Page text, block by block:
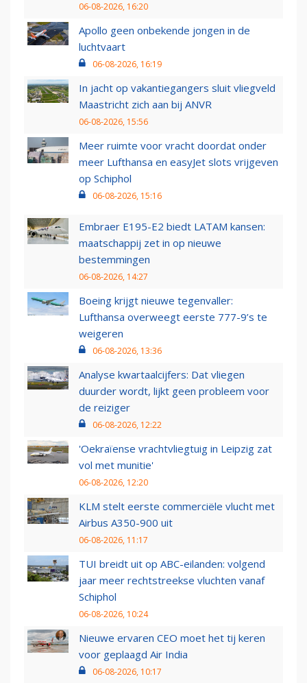
06-08-2026, 16:20
Apollo geen onbekende jongen in de
luchtvaart
06-08-2026, 16:19
In jacht op vakantiegangers sluit vliegveld
Maastricht zich aan bij ANVR
06-08-2026, 15:56
Meer ruimte voor vracht doordat onder
meer Lufthansa en easyJet slots vrijgeven
op Schiphol
06-08-2026, 15:16
Embraer E195-E2 biedt LATAM kansen:
maatschappij zet in op nieuwe
bestemmingen
06-08-2026, 14:27
Boeing krijgt nieuwe tegenvaller:
Lufthansa overweegt eerste 777-9’s te
weigeren
06-08-2026, 13:36
Analyse kwartaalcijfers: Dat vliegen
duurder wordt, lijkt geen probleem voor
de reiziger
06-08-2026, 12:22
'Oekraïense vrachtvliegtuig in Leipzig zat
vol met munitie'
06-08-2026, 12:20
KLM stelt eerste commerciële vlucht met
Airbus A350-900 uit
06-08-2026, 11:17
TUI breidt uit op ABC-eilanden: volgend
jaar meer rechtstreekse vluchten vanaf
Schiphol
06-08-2026, 10:24
Nieuwe ervaren CEO moet het tij keren
voor geplaagd Air India
06-08-2026, 10:17